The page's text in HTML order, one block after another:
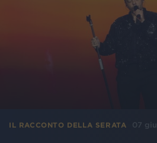
IL RACCONTO DELLA SERATA 07